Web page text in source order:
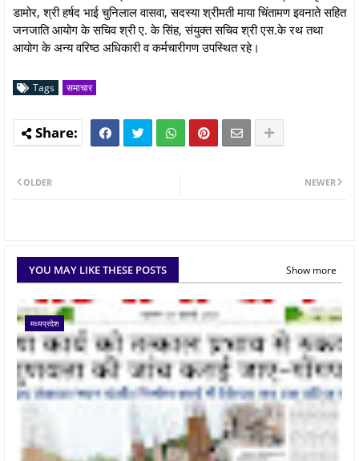
डामोर, श्री हर्षद भाई चुनिलाल वासवा, सदस्या श्रीमती माया चिंतामण इवनाते सहित
जनजाति आयोग के सचिव श्री ए. के सिंह, संयुक्त सचिव श्री एस.के रथ तथा
आयोग के अन्य वरिष्ठ अधिकारी व कर्मचारीगण उपस्थित रहे।
Tags समाचार
NEWER
OLDER
YOU MAY LIKE THESE POSTS Show more
मध्यप्रदेश